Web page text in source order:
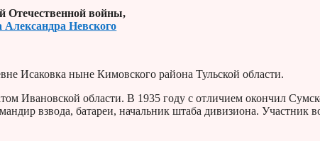
Отечественной войны,
Александра Невского
Исаковка ныне Кимовского района Тульской области.
Ивановской области. В 1935 году с отличием окончил
взвода, батареи, начальник штаба дивизиона. Участник